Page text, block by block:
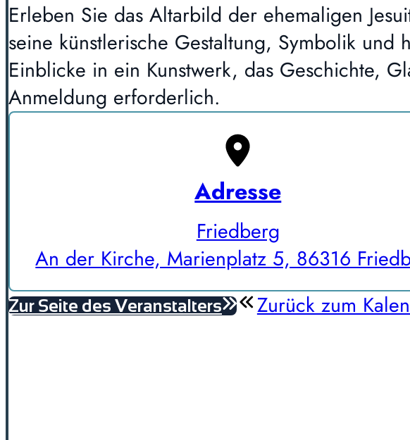
Erleben Sie das Altarbild der ehemaligen
seine künstlerische Gestaltung, Symbolik
Einblicke in ein Kunstwerk, das Geschichte,
Anmeldung erforderlich.
Adresse
Friedberg
An der Kirche, Marienplatz 5, 86316
Zur Seite des Veranstalters Zurück zum